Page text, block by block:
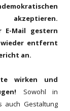
Mail gestern
wieder entfernt
an.
wirken und
Sowohl in
auch Gestaltung